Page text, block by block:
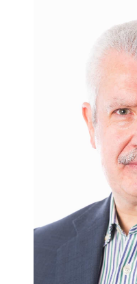
expertos en la materia y
como Pepe Chuletón,
negocio se encuentra
donde ha enriquecido su
LINKEDIN